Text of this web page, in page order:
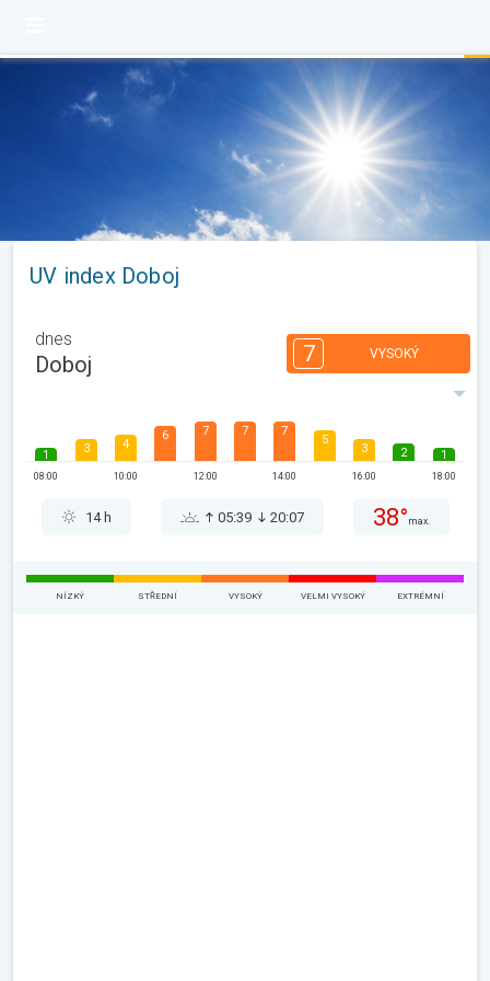
UV index Doboj
dnes
Doboj 7 VYSOKÝ
1
08:00
3 4
10:00
6 7
12:00
7 7
14:00
5
3
16:00
2 1
18:00
14 h 05:39 20:07 38° max.
NÍZKÝ STŘEDNÍ VYSOKÝ VELMI VYSOKÝ EXTRÉMNÍ